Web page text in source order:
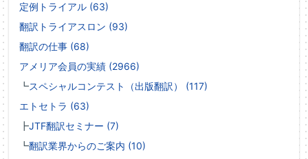
定例トライアル (63)
翻訳トライアスロン (93)
翻訳の仕事 (68)
アメリア会員の実績 (2966)
┗スペシャルコンテスト（出版翻訳） (117)
エトセトラ (63)
┣JTF翻訳セミナー (7)
┗翻訳業界からのご案内 (10)